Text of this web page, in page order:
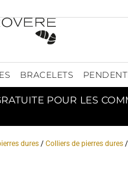
BRACELETS
POUR LES
dures / Colliers de pierres dures